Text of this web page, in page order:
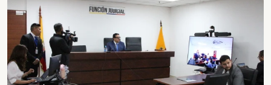
¿En que consiste la
tasa minera que rige en
Ecuador?